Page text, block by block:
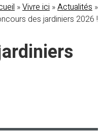
»Vivre ici »Actualités »
des jardiniers 2026 !